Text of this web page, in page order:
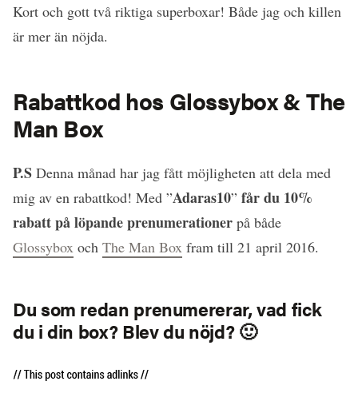
Kort och gott två riktiga superboxar! Både jag och killen
är mer än nöjda.
Rabattkod hos Glossybox & The
Man Box
P.S Denna månad har jag fått möjligheten att dela med
mig av en rabattkod! Med ”Adaras10” får du 10%
rabatt på löpande prenumerationer på både
Glossybox och The Man Box fram till 21 april 2016.
Du som redan prenumererar, vad fick
du i din box? Blev du nöjd? 🙂